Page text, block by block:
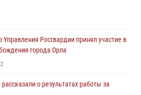
Управления Росгвардии принял участие в
города Орла
2
о результатах работы за